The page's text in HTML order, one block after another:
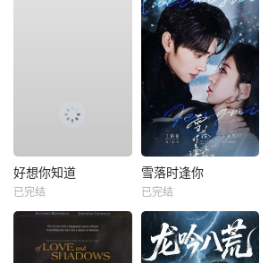
好想你知道
已完结
雪落时逢你
已完结